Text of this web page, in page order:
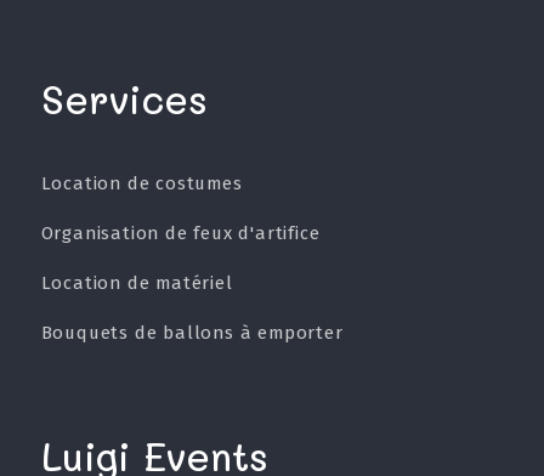
Services
Location de costumes
Organisation de feux d'artifice
Location de matériel
Bouquets de ballons à emporter
Luigi Events